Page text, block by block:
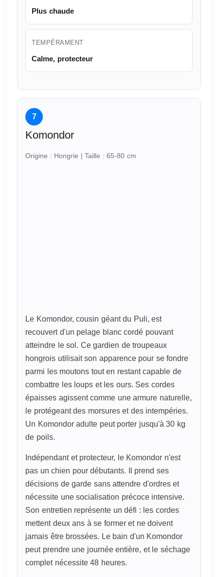
Plus chaude
TEMPÉRAMENT
Calme, protecteur
7
Komondor
Origine : Hongrie | Taille : 65-80 cm
Le Komondor, cousin géant du Puli, est
recouvert d'un pelage blanc cordé pouvant
atteindre le sol. Ce gardien de troupeaux
hongrois utilisait son apparence pour se fondre
parmi les moutons tout en restant capable de
combattre les loups et les ours. Ses cordes
épaisses agissent comme une armure naturelle,
le protégeant des morsures et des intempéries.
Un Komondor adulte peut porter jusqu'à 30 kg
de poils.
Indépendant et protecteur, le Komondor n'est
pas un chien pour débutants. Il prend ses
décisions de garde sans attendre d'ordres et
nécessite une socialisation précoce intensive.
Son entretien représente un défi : les cordes
mettent deux ans à se former et ne doivent
jamais être brossées. Le bain d'un Komondor
peut prendre une journée entière, et le séchage
complet nécessite 48 heures.